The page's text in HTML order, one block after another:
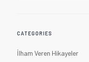
CATEGORIES
İlham Veren Hikayeler